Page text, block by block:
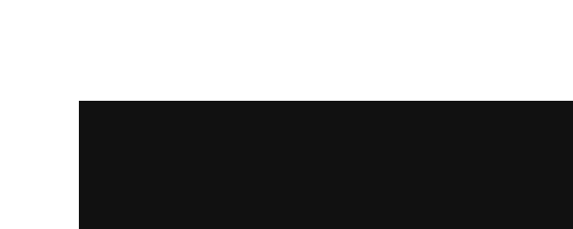
CONTINUA A LEGGERE SU MILANNEWS24.COM